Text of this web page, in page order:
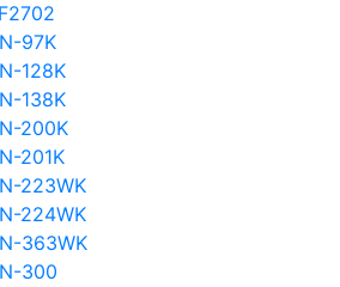
97K
128K
138K
200K
201K
223WK
224WK
363WK
300